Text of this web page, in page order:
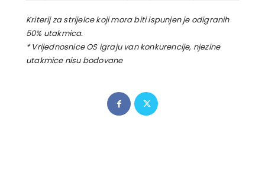
Kriterij za strijelce koji mora biti ispunjen je odigranih
50% utakmica.
* Vrijednosnice OS igraju van konkurencije, njezine
utakmice nisu bodovane